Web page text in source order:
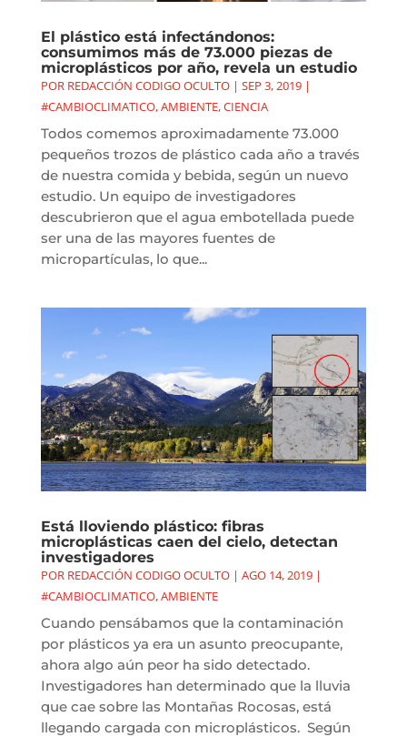
El plástico está infectándonos:
consumimos más de 73.000 piezas de
microplásticos por año, revela un estudio
POR REDACCIÓN CODIGO OCULTO| SEP 3, 2019|
#CAMBIOCLIMATICO,AMBIENTE,CIENCIA
Todos comemos aproximadamente 73.000
pequeños trozos de plástico cada año a través
de nuestra comida y bebida, según un nuevo
estudio. Un equipo de investigadores
descubrieron que el agua embotellada puede
ser una de las mayores fuentes de
micropartículas, lo que...
Está lloviendo plástico: fibras
microplásticas caen del cielo, detectan
investigadores
POR REDACCIÓN CODIGO OCULTO| AGO 14, 2019|
#CAMBIOCLIMATICO,AMBIENTE
Cuando pensábamos que la contaminación
por plásticos ya era un asunto preocupante,
ahora algo aún peor ha sido detectado.
Investigadores han determinado que la lluvia
que cae sobre las Montañas Rocosas, está
llegando cargada con microplásticos. Según